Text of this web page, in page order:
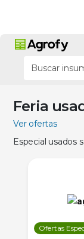
Feria
Ver ofertas
Especial usados
Ofertas